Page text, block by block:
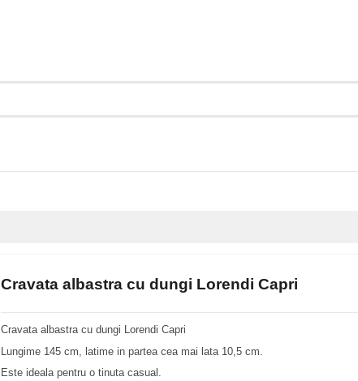
Cravata albastra cu dungi Lorendi Capri
Cravata albastra cu dungi Lorendi Capri
Lungime 145 cm, latime in partea cea mai lata 10,5 cm.
Este ideala pentru o tinuta casual.